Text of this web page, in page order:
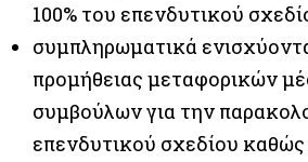
100% του επενδυτικού
συμπληρωματικά
προμήθειας μεταφορικών
συμβούλων για την
επενδυτικού σχεδίου